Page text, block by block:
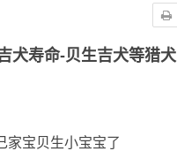
犬寿命-贝生吉犬等猎犬
家宝贝生小宝宝了